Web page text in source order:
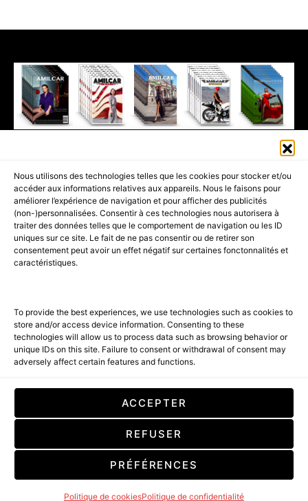
Nous utilisons des technologies telles que les cookies pour stocker et/ou
accéder aux informations relatives aux appareils. Nous le faisons pour
améliorer l’expérience de navigation et pour afficher des publicités
(non-)personnalisées. Consentir à ces technologies nous autorisera à
traiter des données telles que le comportement de navigation ou les ID
uniques sur ce site. Le fait de ne pas consentir ou de retirer son
consentement peut avoir un effet négatif sur certaines fonctonnalités et
caractéristiques.
To provide the best experiences, we use technologies such as cookies to
store and/or access device information. Consenting to these
technologies will allow us to process data such as browsing behavior or
unique IDs on this site. Failure to consent or withdrawal of consent may
adversely affect certain features and functions.
ACCEPTER
REFUSER
PRÉFÉRENCES
Politique de cookiesPolitique de confidentialité
PART OF THEAMILCAR MAGAZINE GROUP.EDITOR - ADVERTISING
AGENCE MEDIANE.
ACCUEIL BEST OF LUXE
35 MAGAZINES
SHOPPING & CONCIERGERIE
Voyages Contact
SUBSCRIBE
acceptez nos conditions d'utilisation concernant le stockage des
données soumises par le biais de ce formulaire. By checking this box, you
confirm that you have read and are agreeing to our terms of use